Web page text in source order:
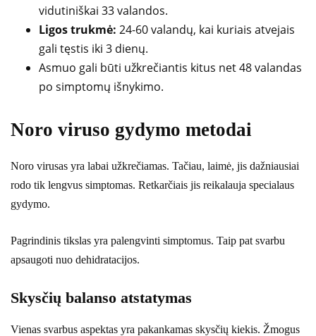
vidutiniškai 33 valandos.
Ligos trukmė: 24-60 valandų, kai kuriais atvejais
gali tęstis iki 3 dienų.
Asmuo gali būti užkrečiantis kitus net 48 valandas
po simptomų išnykimo.
Noro viruso gydymo metodai
Noro virusas yra labai užkrečiamas. Tačiau, laimė, jis dažniausiai
rodo tik lengvus simptomas. Retkarčiais jis reikalauja specialaus
gydymo.
Pagrindinis tikslas yra palengvinti simptomus. Taip pat svarbu
apsaugoti nuo dehidratacijos.
Skysčių balanso atstatymas
Vienas svarbus aspektas yra pakankamas skysčių kiekis. Žmogus